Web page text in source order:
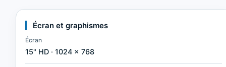
Écran et graphismes
Écran
15" HD · 1024 × 768